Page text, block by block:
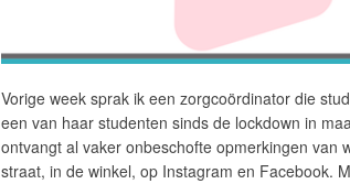
Vorige week sprak ik een zorgcoördinator die
een van haar studenten sinds de lockdown in
ontvangt al vaker onbeschofte opmerkingen van
straat, in de winkel, op Instagram en Facebook.